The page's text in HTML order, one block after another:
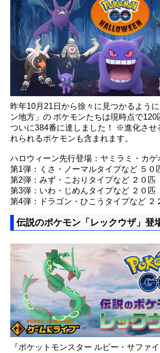
昨年10月21日から徐々に見つかるよう
ン地方」の ポケモンたちは現時点で120
ついに384番に達しました！ ※進化させ
れられるポケモンも含まれます。
ハロウィーン先行登場：ヤミラミ・カゲ
第1弾：くさ・ノーマルタイプなど ５０
第2弾：みず・こおりタイプなど ２０匹
第3弾：いわ・じめんタイプなど ２０匹
第4弾：ドラゴン・ひこうタイプなど ２
伝説のポケモン「レックウザ」登
『ポケットモンスター ルビー・サファ